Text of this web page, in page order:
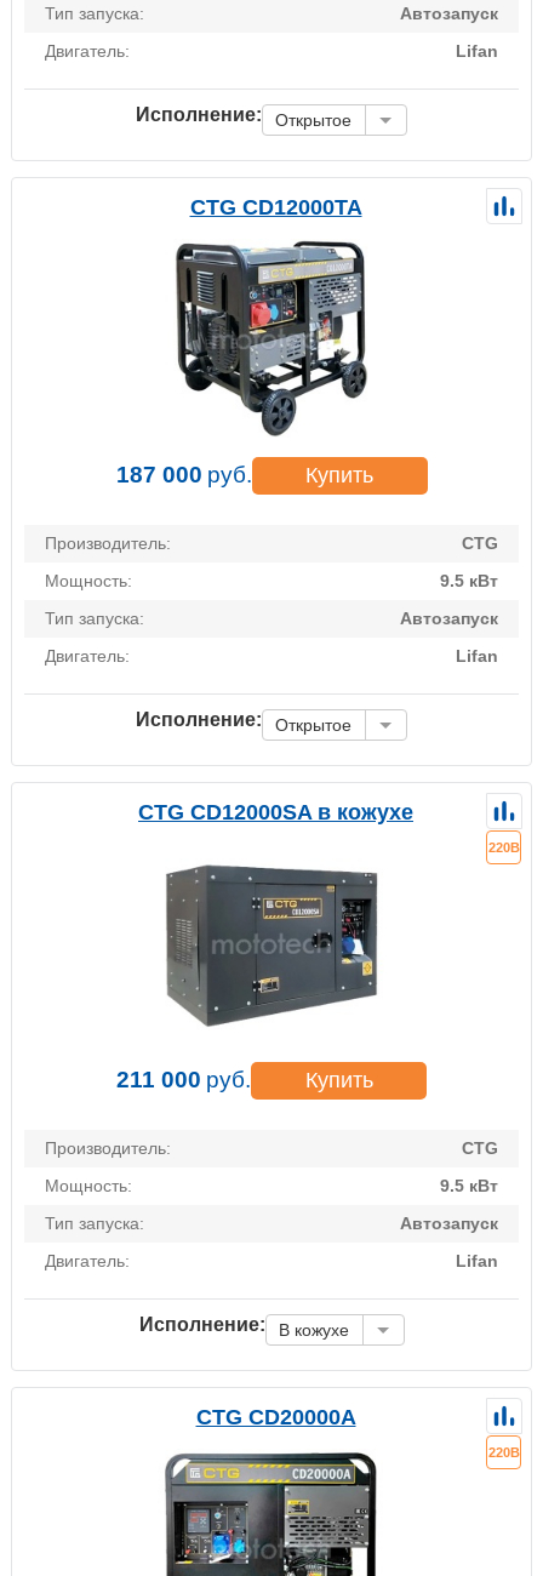
Тип запуска:
Автозапуск
Двигатель:
Lifan
Исполнение: Открытое
CTG CD12000TA
187 000 руб. Купить
Производитель:
CTG
Мощность:
9.5 кВт
Тип запуска:
Автозапуск
Двигатель:
Lifan
Исполнение: Открытое
CTG CD12000SA в кожухе
220В
211 000 руб. Купить
Производитель:
CTG
Мощность:
9.5 кВт
Тип запуска:
Автозапуск
Двигатель:
Lifan
Исполнение: В кожухе
CTG CD20000A
220В